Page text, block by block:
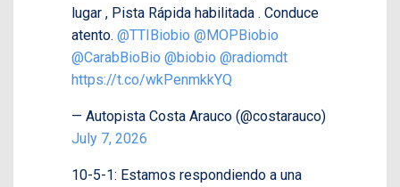
lugar , Pista Rápida habilitada . Conduce
atento. @TTIBiobio @MOPBiobio
@CarabBioBio @biobio @radiomdt
https://t.co/wkPenmkkYQ
— Autopista Costa Arauco (@costarauco)
July 7, 2026
10-5-1: Estamos respondiendo a una